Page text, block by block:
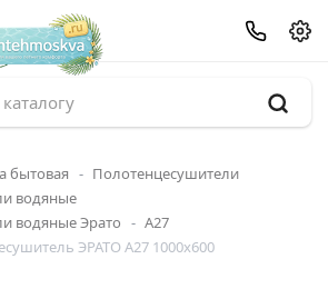
бытовая
Полотенцесушители
водяные
водяные Эрато
А27
ЭРАТО А27 1000x600